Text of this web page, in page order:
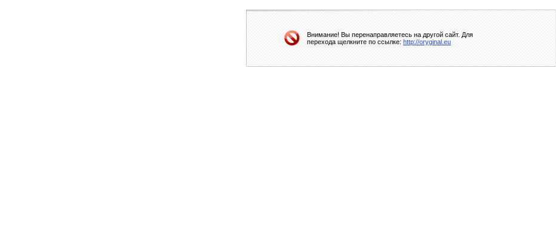
Внимание! Вы перенаправляетесь на другой сайт. Для
перехода щелкните по ссылке: http://oryginal.eu